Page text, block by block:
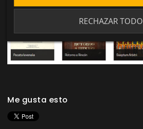
Me gusta esto
RECHAZAR TODO